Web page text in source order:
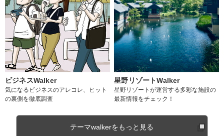
ビジネスWalker
気になるビジネスのアレコレ、ヒット
の裏側を徹底調査
星野リゾートWalker
星野リゾートが運営する多彩な施設の
最新情報をチェック！
テーマwalkerをもっと見る